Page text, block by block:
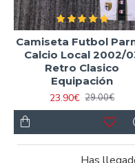
Camiseta Futbol
Calcio Local 2002/
Retro Clasico
Equipación
23.90€ 29.00€